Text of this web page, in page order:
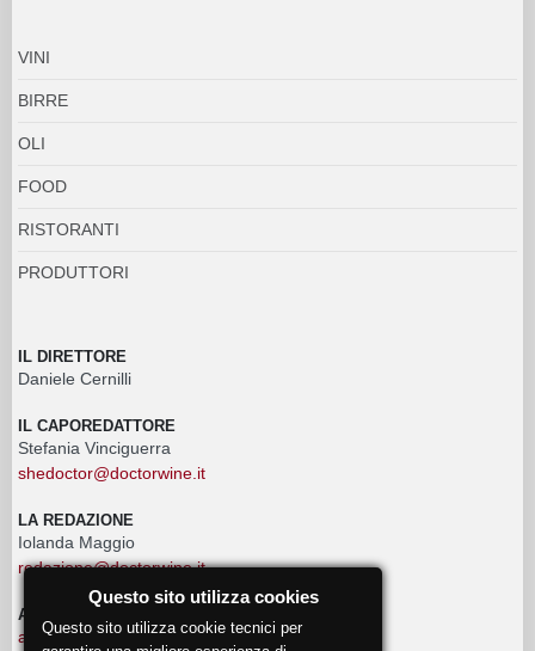
VINI
BIRRE
OLI
FOOD
RISTORANTI
PRODUTTORI
IL DIRETTORE
Daniele Cernilli
IL CAPOREDATTORE
Stefania Vinciguerra
shedoctor@doctorwine.it
LA REDAZIONE
Iolanda Maggio
redazione@doctorwine.it
ADVERTISING
advertising@doctorwine.it
Questo sito utilizza cookies
Questo sito utilizza cookie tecnici per